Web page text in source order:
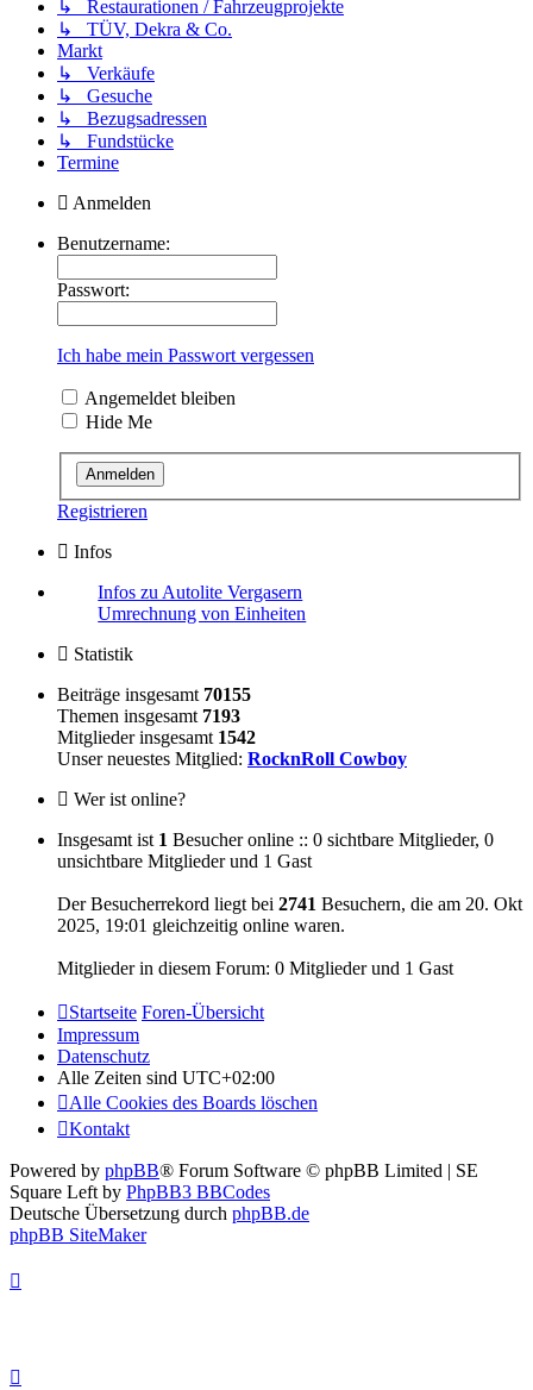
↳ Restaurationen / Fahrzeugprojekte
↳ TÜV, Dekra & Co.
Markt
↳ Verkäufe
↳ Gesuche
↳ Bezugsadressen
↳ Fundstücke
Termine
Anmelden
Benutzername:
Passwort:
Ich habe mein Passwort vergessen
Angemeldet bleiben
Hide Me
Registrieren
Infos
Infos zu Autolite Vergasern
Umrechnung von Einheiten
Statistik
Beiträge insgesamt 70155
Themen insgesamt 7193
Mitglieder insgesamt 1542
Unser neuestes Mitglied: RocknRoll Cowboy
Wer ist online?
Insgesamt ist 1 Besucher online :: 0 sichtbare Mitglieder, 0
unsichtbare Mitglieder und 1 Gast
Der Besucherrekord liegt bei 2741 Besuchern, die am 20. Okt
2025, 19:01 gleichzeitig online waren.
Mitglieder in diesem Forum: 0 Mitglieder und 1 Gast
Startseite Foren-Übersicht
Impressum
Datenschutz
Alle Zeiten sind UTC+02:00
Alle Cookies des Boards löschen
Kontakt
Powered by phpBB® Forum Software © phpBB Limited | SE
Square Left by PhpBB3 BBCodes
Deutsche Übersetzung durch phpBB.de
phpBB SiteMaker